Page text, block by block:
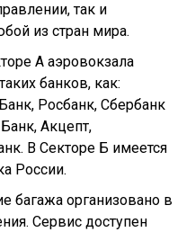
так и
из стран мира.
А аэровокзала
банков, как:
Росбанк, Сбербанк
Акцепт,
В Секторе Б имеется
России.
багажа организовано в
Сервис доступен